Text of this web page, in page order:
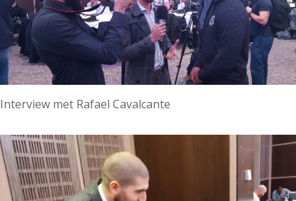
Interview met Rafael Cavalcante